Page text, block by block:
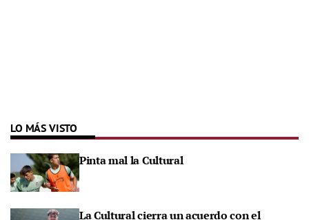
LO MÁS VISTO
Pinta mal la Cultural
La Cultural cierra un acuerdo con el